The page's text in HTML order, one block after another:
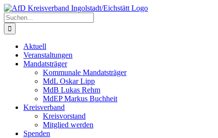
Zum
Inhalt
springen
Suche
nach:
Aktuell
Veranstaltungen
Mandatsträger
Kommunale Mandatsträger
MdL Oskar Lipp
MdB Lukas Rehm
MdEP Markus Buchheit
Kreisverband
Kreisvorstand
Mitglied werden
Spenden